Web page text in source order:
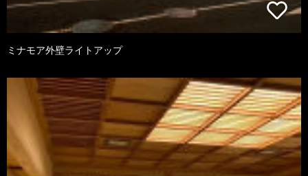
ミナモア外壁ライトアップ